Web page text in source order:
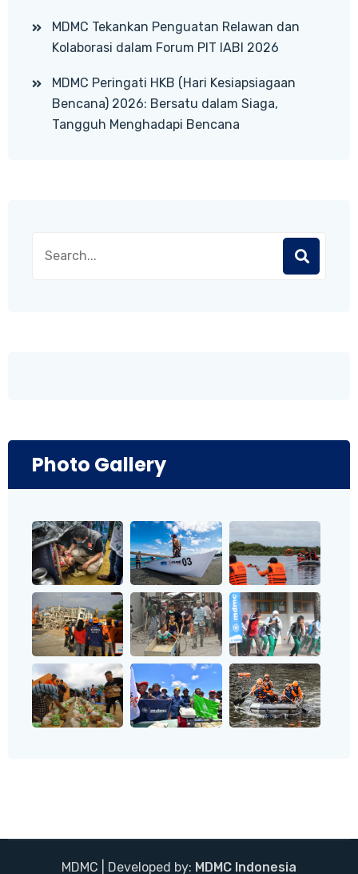
MDMC Tekankan Penguatan Relawan dan
Kolaborasi dalam Forum PIT IABI 2026
MDMC Peringati HKB (Hari Kesiapsiagaan
Bencana) 2026: Bersatu dalam Siaga,
Tangguh Menghadapi Bencana
Photo Gallery
MDMC | Developed by: MDMC Indonesia